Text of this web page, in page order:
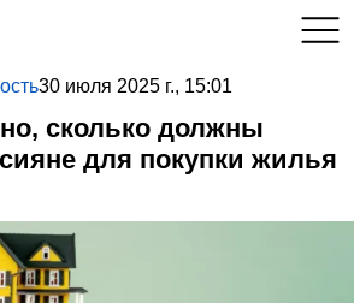
30 июля 2025 г., 15:01
сколько должны
для покупки жилья